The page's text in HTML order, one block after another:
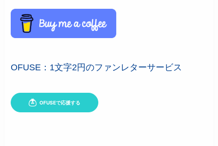
OFUSE：1文字2円のファンレターサービス